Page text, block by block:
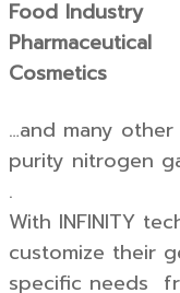
Food Industry
Pharmaceutical
Cosmetics
…and many
purity nitrogen
.
With INFINITY
customize their
specific needs